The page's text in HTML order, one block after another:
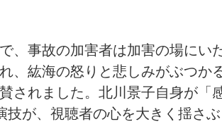
、事故の加害者は加害の場にい
、紘海の怒りと悲しみがぶつか
されました。北川景子自身が「
が、視聴者の心を大きく揺さぶ